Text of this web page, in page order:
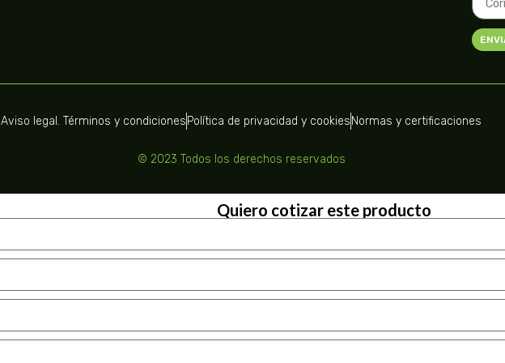
Aviso legal. Términos y condicionesPolítica de privacidad y cookiesNormas y certificaciones
© 2023 Todos los derechos reservados
Quiero cotizar este producto